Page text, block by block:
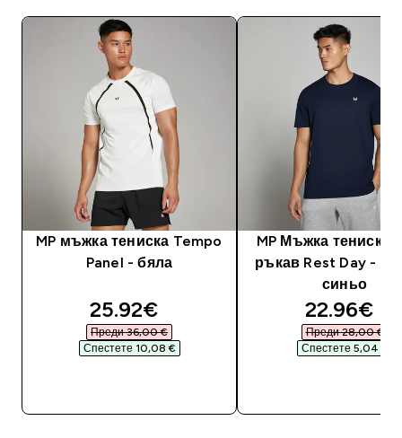
MP мъжка тениска Tempo
Panel - бяла
discounted price
25.92€‎
Преди 36,00 €‎
Спестете 10,08 €‎
MP Мъжка тениска
ръкав Rest Day -
синьо
22.96€‎
Преди 28,00 €‎
Спестете 5,04 €‎